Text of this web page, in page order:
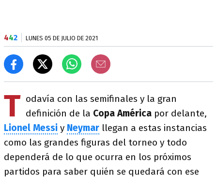
442 LUNES 05 DE JULIO DE 2021
T odavía con las semifinales y la gran
definición de la Copa América por delante,
Lionel Messi y Neymar llegan a estas instancias
como las grandes figuras del torneo y todo
dependerá de lo que ocurra en los próximos
partidos para saber quién se quedará con ese